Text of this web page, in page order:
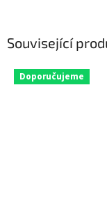
Související
Doporučujeme